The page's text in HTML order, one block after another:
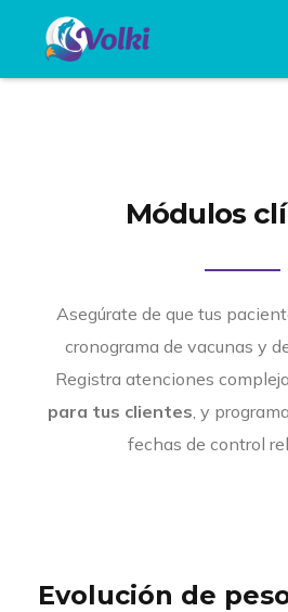
Módulos
Asegúrate de que tus
cronograma de vacunas y
Registra atenciones
para tus clientes, y
fechas de control
Evolución de